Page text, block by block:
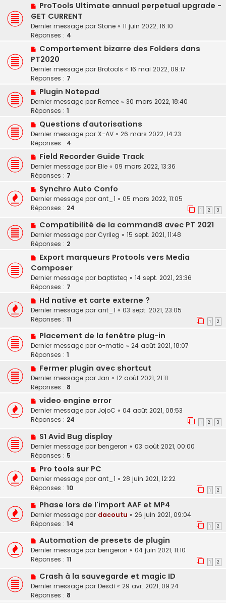
ProTools Ultimate annual perpetual upgrade -
GET CURRENT
Dernier message par Stone « 11 juin 2022, 16:10
Réponses : 4
Comportement bizarre des Folders dans
PT2020
Dernier message par Brotools « 16 mai 2022, 09:17
Réponses : 7
Plugin Notepad
Dernier message par Remee « 30 mars 2022, 18:40
Réponses : 1
Questions d’autorisations
Dernier message par X-AV « 26 mars 2022, 14:23
Réponses : 4
Field Recorder Guide Track
Dernier message par Elie « 09 mars 2022, 13:36
Réponses : 7
Synchro Auto Confo
Dernier message par ant_1 « 05 mars 2022, 11:05
Réponses : 24 1 2 3
Compatibilité de la command8 avec PT 2021
Dernier message par Cyrileg « 15 sept. 2021, 11:48
Réponses : 2
Export marqueurs Protools vers Media
Composer
Dernier message par baptisteq « 14 sept. 2021, 23:36
Réponses : 7
Hd native et carte externe ?
Dernier message par ant_1 « 03 sept. 2021, 23:05
Réponses : 11 1 2
Placement de la fenêtre plug-in
Dernier message par o-matic « 24 août 2021, 18:07
Réponses : 1
Fermer plugin avec shortcut
Dernier message par Jan « 12 août 2021, 21:11
Réponses : 8
video engine error
Dernier message par JojoC « 04 août 2021, 08:53
Réponses : 24 1 2 3
S1 Avid Bug display
Dernier message par bengeron « 03 août 2021, 00:00
Réponses : 5
Pro tools sur PC
Dernier message par ant_1 « 28 juin 2021, 12:22
Réponses : 10 1 2
Phase lors de l'import AAF et MP4
Dernier message par dacoutu « 26 juin 2021, 09:04
Réponses : 14 1 2
Automation de presets de plugin
Dernier message par bengeron « 04 juin 2021, 11:10
Réponses : 11 1 2
Crash à la sauvegarde et magic ID
Dernier message par Desdi « 29 avr. 2021, 09:24
Réponses : 8